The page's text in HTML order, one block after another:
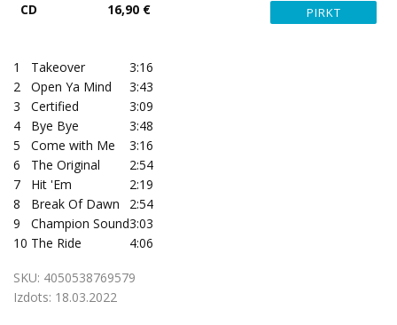
CD 16,90 €
1 Takeover
3:16
2
Open Ya Mind
3:43
3
Certified
3:09
4
Bye Bye
3:48
5
Come with Me
3:16
6
The Original
2:54
7
Hit 'Em
2:19
8
Break Of Dawn
2:54
9
Champion Sound3:03
10 The Ride 4:06
SKU: 4050538769579
Izdots: 18.03.2022